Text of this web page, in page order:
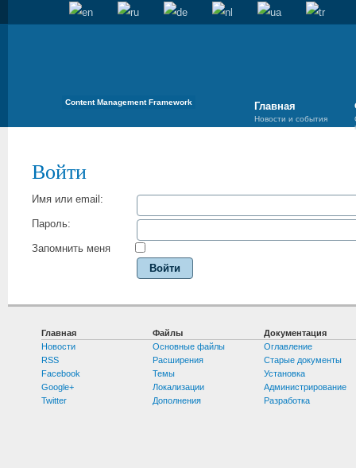
Content Management Framework Главная
Новости и события
Войти
Имя или email:
Пароль:
Запомнить меня
Войти
Главная
Новости
RSS
Facebook
Google+
Twitter
Файлы
Основные файлы
Расширения
Темы
Локализации
Дополнения
Документация
Оглавление
Старые документы
Установка
Администрирование
Разработка